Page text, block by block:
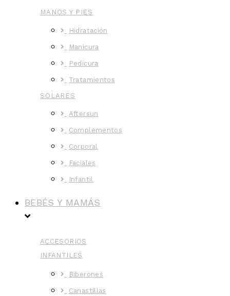
MANOS Y PIES
Hidratación
Manicura
Pedicura
Tratamientos
SOLARES
Aftersun
Complementos
Corporal
Faciales
Infantil
BEBÉS Y MAMÁS
ACCESORIOS
INFANTILES
Biberones
Canastillas